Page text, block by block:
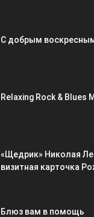
С добрым
Relaxing Rock & Blues
«Щедрик» Николая
визитная карточка
Блюз вам в помощь